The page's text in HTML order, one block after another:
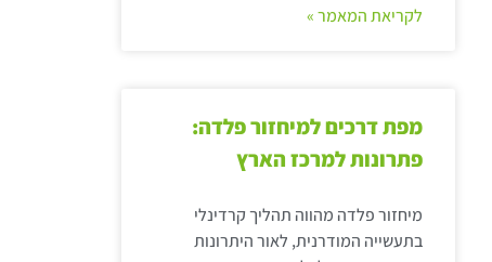
לקריאת המאמר »
מפת דרכים למיחזור פלדה:
פתרונות למרכז הארץ
מיחזור פלדה מהווה תהליך קרדינלי
בתעשייה המודרנית, לאור היתרונות